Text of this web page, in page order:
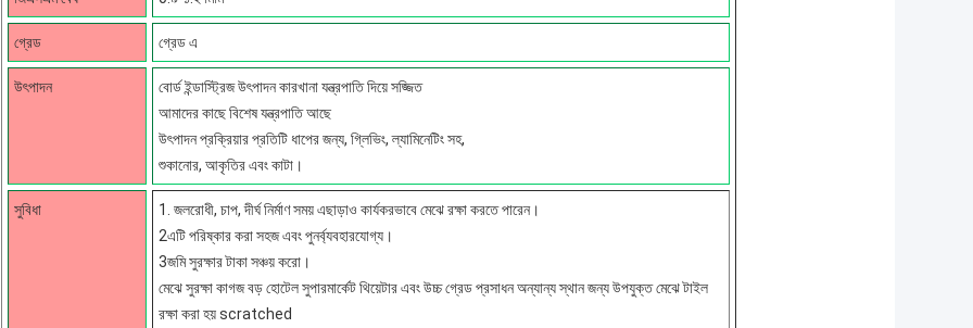
গ্রেড গ্রেড এ
উৎপাদন
বোর্ড ইন্ডাস্ট্রিজ উৎপাদন কারখানা যন্ত্রপাতি দিয়ে সজ্জিত
আমাদের কাছে বিশেষ যন্ত্রপাতি আছে
উৎপাদন প্রক্রিয়ার প্রতিটি ধাপের জন্য, গ্লিভিং, ল্যামিনেটিং সহ,
শুকানোর, আকৃতির এবং কাটা।
সুবিধা
1. জলরোধী, চাপ, দীর্ঘ নির্মাণ সময় এছাড়াও কার্যকরভাবে মেঝে রক্ষা করতে পারেন।
2এটি পরিষ্কার করা সহজ এবং পুনর্ব্যবহারযোগ্য।
3জমি সুরক্ষার টাকা সঞ্চয় করো।
মেঝে সুরক্ষা কাগজ বড় হোটেল সুপারমার্কেট থিয়েটার এবং উচ্চ গ্রেড প্রসাধন অন্যান্য স্থান জন্য উপযুক্ত মেঝে টাইল
রক্ষা করা হয় scratched